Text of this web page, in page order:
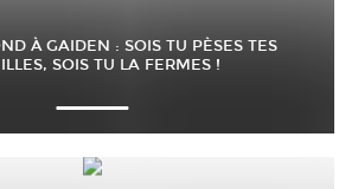
À GAIDEN : SOIS TU PÈSES TES
SOIS TU LA FERMES !